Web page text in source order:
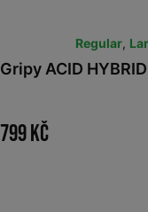
Regular,
Gripy ACID
799 Kč